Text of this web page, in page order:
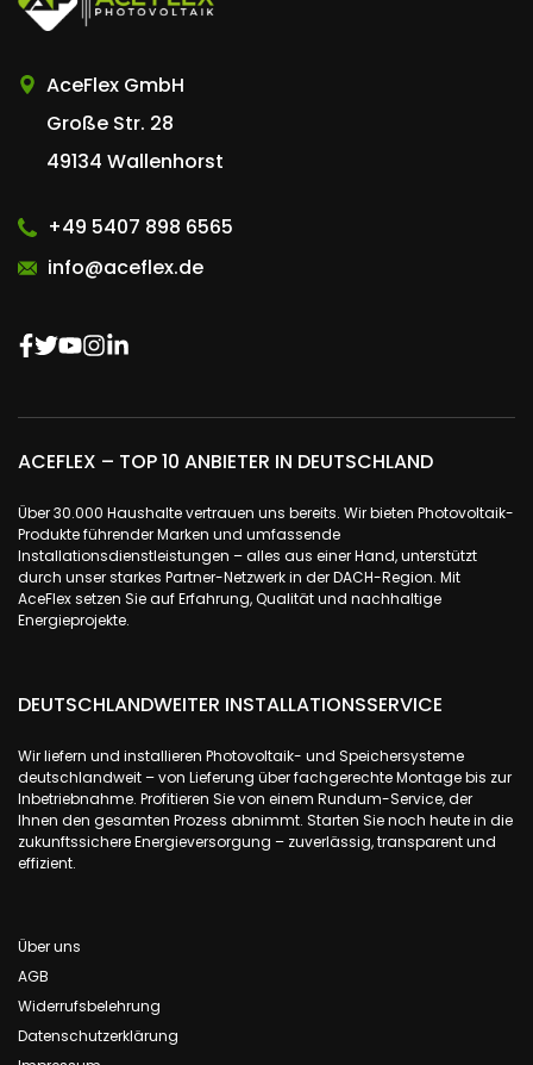
AceFlex GmbH
Große Str. 28
49134 Wallenhorst
+49 5407 898 6565
info@aceflex.de
ACEFLEX – TOP 10 ANBIETER IN DEUTSCHLAND
Über 30.000 Haushalte vertrauen uns bereits. Wir bieten Photovoltaik-
Produkte führender Marken und umfassende
Installationsdienstleistungen – alles aus einer Hand, unterstützt
durch unser starkes Partner-Netzwerk in der DACH-Region. Mit
AceFlex setzen Sie auf Erfahrung, Qualität und nachhaltige
Energieprojekte.
DEUTSCHLANDWEITER INSTALLATIONSSERVICE
Wir liefern und installieren Photovoltaik- und Speichersysteme
deutschlandweit – von Lieferung über fachgerechte Montage bis zur
Inbetriebnahme. Profitieren Sie von einem Rundum-Service, der
Ihnen den gesamten Prozess abnimmt. Starten Sie noch heute in die
zukunftssichere Energieversorgung – zuverlässig, transparent und
effizient.
Über uns
AGB
Widerrufsbelehrung
Datenschutzerklärung